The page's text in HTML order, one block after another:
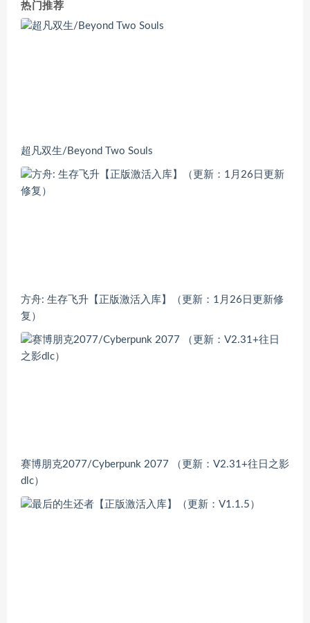
热门推荐
超凡双生/Beyond Two Souls
方舟: 生存飞升【正版激活入库】（更新：1月26日更新修
复）
赛博朋克2077/Cyberpunk 2077 （更新：V2.31+往日之影
dlc）